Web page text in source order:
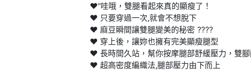
❤️"哇哦，雙腿看起來真的顯瘦了！
❤️ 只要穿過一次,就會不想脫下
❤️ 麻豆瞬間讓雙腿變美的秘密 ????
❤️ 穿上後，讓妳也擁有完美顯瘦腿型
❤️ 長時間久站，幫你按摩腿部舒緩壓力，雙
❤️ 超高密度編織法,腿部壓力由下而上